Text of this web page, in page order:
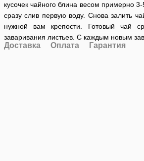
кусочек чайного блина весом примерно
сразу слив первую воду. Снова залить
нужной вам крепости. Готовый чай
заваривания листьев. С каждым новым
Доставка Оплата Гарантия